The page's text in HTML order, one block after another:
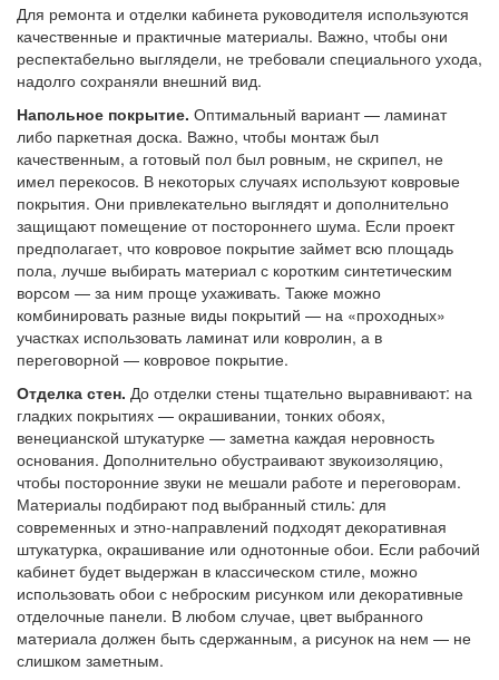
Для ремонта и отделки кабинета руководителя используются
качественные и практичные материалы. Важно, чтобы они
респектабельно выглядели, не требовали специального ухода,
надолго сохраняли внешний вид.
Напольное покрытие. Оптимальный вариант — ламинат
либо паркетная доска. Важно, чтобы монтаж был
качественным, а готовый пол был ровным, не скрипел, не
имел перекосов. В некоторых случаях используют ковровые
покрытия. Они привлекательно выглядят и дополнительно
защищают помещение от постороннего шума. Если проект
предполагает, что ковровое покрытие займет всю площадь
пола, лучше выбирать материал с коротким синтетическим
ворсом — за ним проще ухаживать. Также можно
комбинировать разные виды покрытий — на «проходных»
участках использовать ламинат или ковролин, а в
переговорной — ковровое покрытие.
Отделка стен. До отделки стены тщательно выравнивают: на
гладких покрытиях — окрашивании, тонких обоях,
венецианской штукатурке — заметна каждая неровность
основания. Дополнительно обустраивают звукоизоляцию,
чтобы посторонние звуки не мешали работе и переговорам.
Материалы подбирают под выбранный стиль: для
современных и этно-направлений подходят декоративная
штукатурка, окрашивание или однотонные обои. Если рабочий
кабинет будет выдержан в классическом стиле, можно
использовать обои с неброским рисунком или декоративные
отделочные панели. В любом случае, цвет выбранного
материала должен быть сдержанным, а рисунок на нем — не
слишком заметным.